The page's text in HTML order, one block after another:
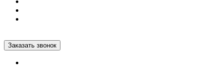
Заказать звонок